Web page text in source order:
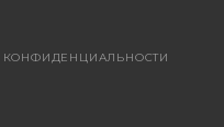
КОНФИДЕНЦИАЛЬНОСТИ